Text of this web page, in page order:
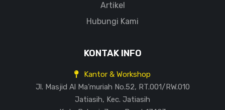
Artikel
Hubungi Kami
KONTAK INFO
Kantor & Workshop
Jl. Masjid Al Ma’muriah No.52, RT.001/RW.010
Jatiasih, Kec. Jatiasih